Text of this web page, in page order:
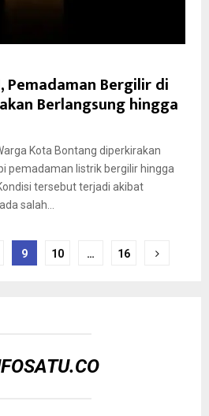
Pemadaman Bergilir di
Berlangsung hingga
Kota Bontang diperkirakan
pemadaman listrik bergilir hingga
tersebut terjadi akibat
salah...
9 10 … 16